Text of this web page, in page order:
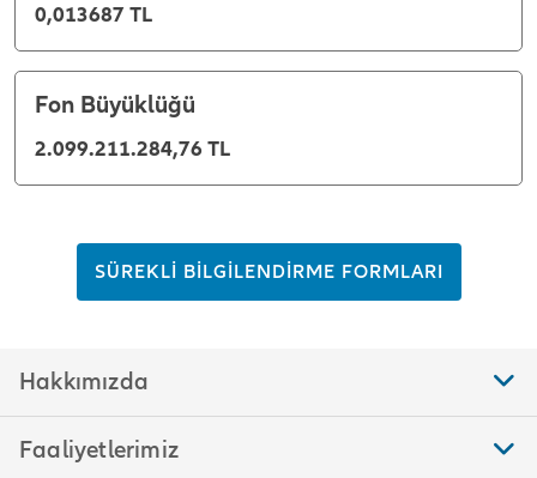
0,013687 TL
Fon Büyüklüğü
2.099.211.284,76 TL
SÜREKLİ BİLGİLENDİRME FORMLARI
Hakkımızda
Faaliyetlerimiz